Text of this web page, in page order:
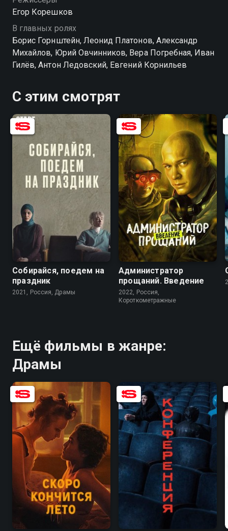
Егор Корешков
В главных ролях
Борис Горнштейн, Леонид Платонов, Александр
Михайлов, Юрий Овчинников, Вера Погребная, Иван
Гилёв, Антон Ледовский, Евгений Корнильев
С этим смотрят
5.4
Собирайся, поедем на
праздник
2021, Россия, Драмы
6.9 5.0
Администратор
прощаний. Введение
2022, Россия,
Короткометражные
Ещё фильмы в жанре:
Драмы
6.2 6.7 6.7